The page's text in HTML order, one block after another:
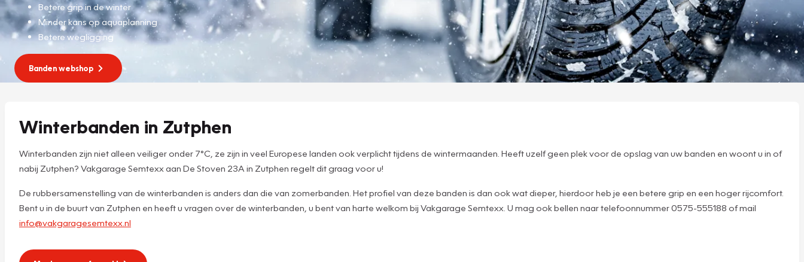
Betere grip in de winter
Minder kans op aquaplanning
Betere wegligging
Banden webshop
Winterbanden in Zutphen
Winterbanden zijn niet alleen veiliger onder 7°C, ze zijn in veel Europese landen ook verplicht tijdens de wintermaanden. Heeft uzelf geen plek voor de opslag van uw banden en woont u in of
nabij Zutphen? Vakgarage Semtexx aan De Stoven 23A in Zutphen regelt dit graag voor u!
De rubbersamenstelling van de winterbanden is anders dan die van zomerbanden. Het profiel van deze banden is dan ook wat dieper, hierdoor heb je een betere grip en een hoger rijcomfort.
Bent u in de buurt van Zutphen en heeft u vragen over de winterbanden, u bent van harte welkom bij Vakgarage Semtexx. U mag ook bellen naar telefoonnummer 0575-555188 of mail
info@vakgaragesemtexx.nl